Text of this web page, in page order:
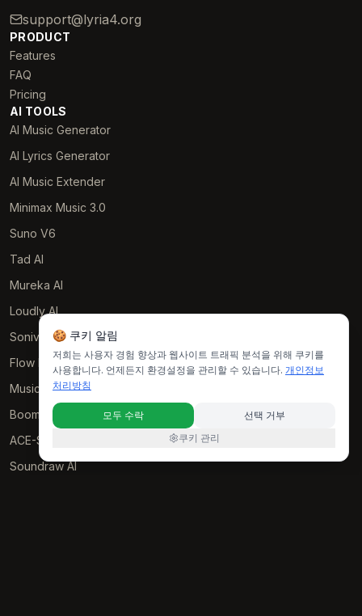
support@lyria4.org
PRODUCT
Features
FAQ
Pricing
AI TOOLS
AI Music Generator
AI Lyrics Generator
AI Music Extender
Minimax Music 3.0
Suno V6
Tad AI
Mureka AI
Loudly AI
Soniva Music AI
Flow Music
Music GPT
Boomy AI
ACE-Step AI
Soundraw AI
🍪 쿠키 알림
저희는 사용자 경험 향상과 웹사이트 트래픽 분석을 위해 쿠키를
사용합니다. 언제든지 환경설정을 관리할 수 있습니다. 개인정보
처리방침
모두 수락
선택 거부
쿠키 관리